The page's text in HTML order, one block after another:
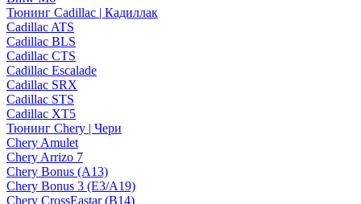
Тюнинг Cadillac | Кадиллак
Cadillac ATS
Cadillac BLS
Cadillac CTS
Cadillac Escalade
Cadillac SRX
Cadillac STS
Cadillac XT5
Тюнинг Chery | Чери
Chery Amulet
Chery Arrizo 7
Chery Bonus (A13)
Chery Bonus 3 (E3/A19)
Chery CrossEastar (B14)